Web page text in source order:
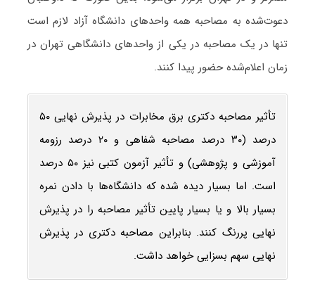
دعوت‌شده به مصاحبه همه واحدهای دانشگاه آزاد لازم است
تنها در یک مصاحبه در یکی از واحدهای دانشگاهی تهران در
زمان اعلام‌شده حضور پیدا کنند.
تأثیر مصاحبه دکتری برق مخابرات در پذیرش نهایی ۵۰
درصد (۳۰ درصد مصاحبه شفاهی و ۲۰ درصد رزومه
آموزشی و پژوهشی) و تأثیر آزمون کتبی نیز ۵۰ درصد
است. اما بسیار دیده شده که دانشگاه‌ها با دادن نمره
بسیار بالا و یا بسیار پایین تأثیر مصاحبه را در پذیرش
نهایی پررنگ کنند. بنابراین مصاحبه دکتری در پذیرش
نهایی سهم بسزایی خواهد داشت.